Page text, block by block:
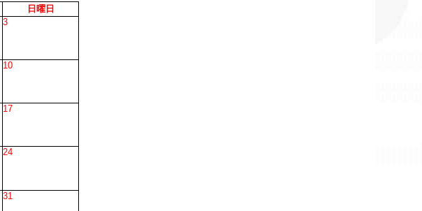
日 曜日
3
10
17
24
31